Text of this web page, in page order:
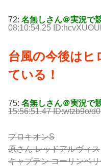
72: 名無しさん＠実況で
08:10:54.25
台風の今後はヒ
ている！
75: 名無しさん＠実況で
15:56:51.47 ID:wtzb9o/
プロキオンS
原さん レッドアルヴィス
キャプテン コーリンベ